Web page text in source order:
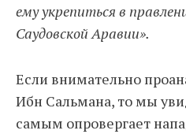
ему укрепиться в
Саудовской Аравии».
Если внимательно
Ибн Сальмана, то мы
самым опровергает